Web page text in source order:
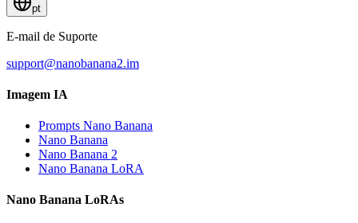
pt
E-mail de Suporte
support@nanobanana2.im
Imagem IA
Prompts Nano Banana
Nano Banana
Nano Banana 2
Nano Banana LoRA
Nano Banana LoRAs